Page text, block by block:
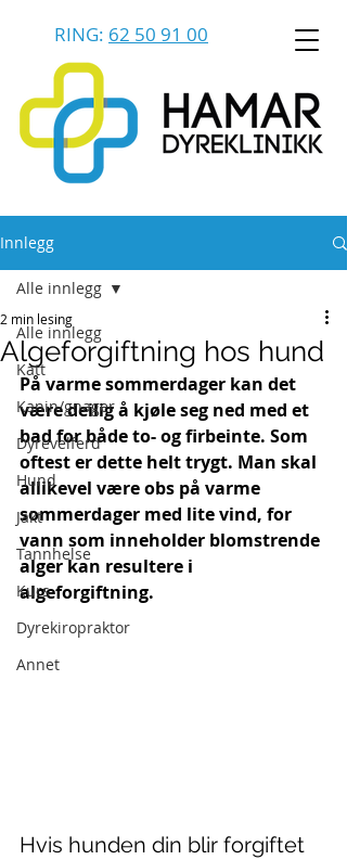
RING: 62 50 91 00
Innlegg
Alle innlegg
Katt
Kanin/gnager
Dyrevelferd
Hund
Jakt
Tannhelse
Kurs
Dyrekiropraktor
Annet
Alle innlegg
Algeforgiftning hos hund
2 min lesing
På varme sommerdager kan det
være deilig å kjøle seg ned med et
bad for både to- og firbeinte. Som
oftest er dette helt trygt. Man skal
allikevel være obs på varme
sommerdager med lite vind, for
vann som inneholder blomstrende
alger kan resultere i
algeforgiftning.
Hvis hunden din blir forgiftet